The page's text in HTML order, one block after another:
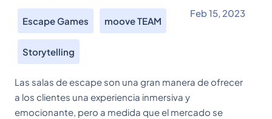
Escape Games moove TEAM
Storytelling
Feb 15, 2023
Las salas de escape son una gran manera de ofrecer
a los clientes una experiencia inmersiva y
emocionante, pero a medida que el mercado se